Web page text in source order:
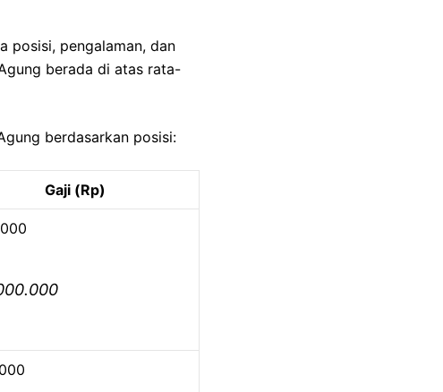
posisi, pengalaman, dan
berada di atas rata-
berdasarkan posisi:
Gaji (Rp)